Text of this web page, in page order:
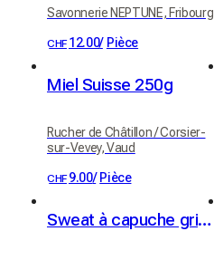
Savonnerie NEPTUNE, Fribourg
CHF 12.00/ Pièce
Miel Suisse 250g
Rucher de Châtillon / Corsier-
sur-Vevey, Vaud
CHF 9.00/ Pièce
Sweat à capuche gris Charlie&Berlioz Taille S